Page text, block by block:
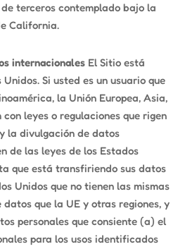
terceros contemplado bajo la
California.
internacionalesEl Sitio está
Si usted es un usuario que
la Unión Europea, Asia,
leyes o regulaciones que rigen
la divulgación de datos
de las leyes de los Estados
que está transfiriendo sus datos
Unidos que no tienen las mismas
que la UE y otras regiones, y
personales que consiente (a) el
para los usos identificados